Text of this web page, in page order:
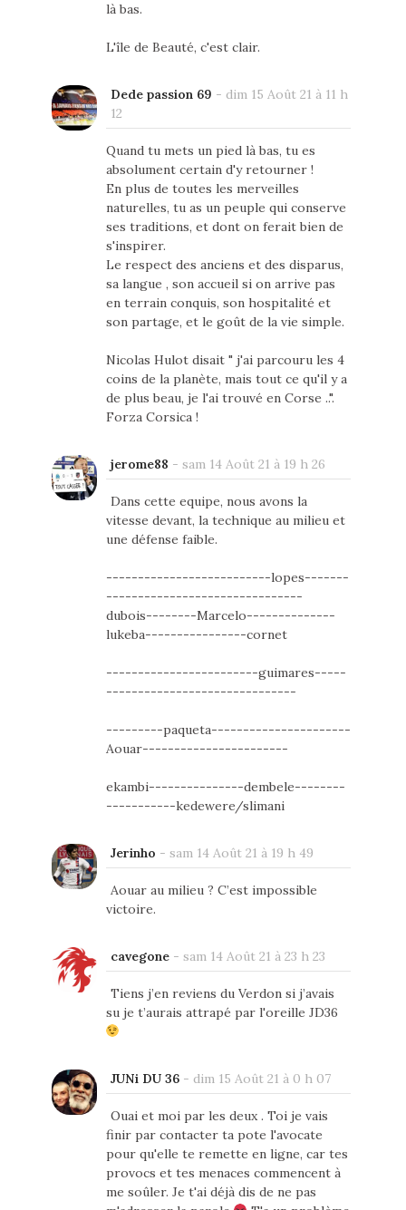
là bas.
L'île de Beauté, c'est clair.
Dede passion 69 - dim 15 Août 21 à 11 h
12
Quand tu mets un pied là bas, tu es
absolument certain d'y retourner !
En plus de toutes les merveilles
naturelles, tu as un peuple qui conserve
ses traditions, et dont on ferait bien de
s'inspirer.
Le respect des anciens et des disparus,
sa langue , son accueil si on arrive pas
en terrain conquis, son hospitalité et
son partage, et le goût de la vie simple.
Nicolas Hulot disait " j'ai parcouru les 4
coins de la planète, mais tout ce qu'il y a
de plus beau, je l'ai trouvé en Corse ..".
Forza Corsica !
jerome88 - sam 14 Août 21 à 19 h 26
Dans cette equipe, nous avons la
vitesse devant, la technique au milieu et
une défense faible.
--------------------------lopes-------
-------------------------------
dubois--------Marcelo--------------
lukeba----------------cornet
------------------------guimares-----
------------------------------
---------paqueta----------------------
Aouar-----------------------
ekambi---------------dembele--------
-----------kedewere/slimani
Jerinho - sam 14 Août 21 à 19 h 49
Aouar au milieu ? C’est impossible
victoire.
cavegone- sam 14 Août 21 à 23 h 23
Tiens j’en reviens du Verdon si j’avais
su je t’aurais attrapé par l'oreille JD36
JUNi DU 36- dim 15 Août 21 à 0 h 07
Ouai et moi par les deux . Toi je vais
finir par contacter ta pote l'avocate
pour qu'elle te remette en ligne, car tes
provocs et tes menaces commencent à
me soûler. Je t'ai déjà dis de ne pas